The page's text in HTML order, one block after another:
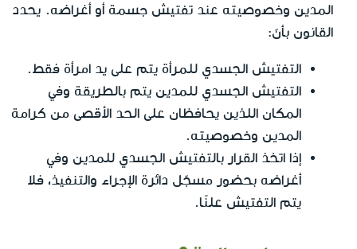
المدين وخصوصيته عند تفتيش جسمة أو أغراضه. يحدد
القانون بأنّ:
التفتيش الجسدي للمرأة يتم على يد امرأة فقط.
التفتيش الجسدي للمدين يتم بالطريقة وفي
المكان اللذين يحافظان على الحد الأقصى من كرامة
المدين وخصوصيته.
إذا اتخذ القرار بالتفتيش الجسدي للمدين وفي
أغراضه بحضور مسجّل دائرة الإجراء والتنفيذ، فلا
يتم التفتيش علنًا.